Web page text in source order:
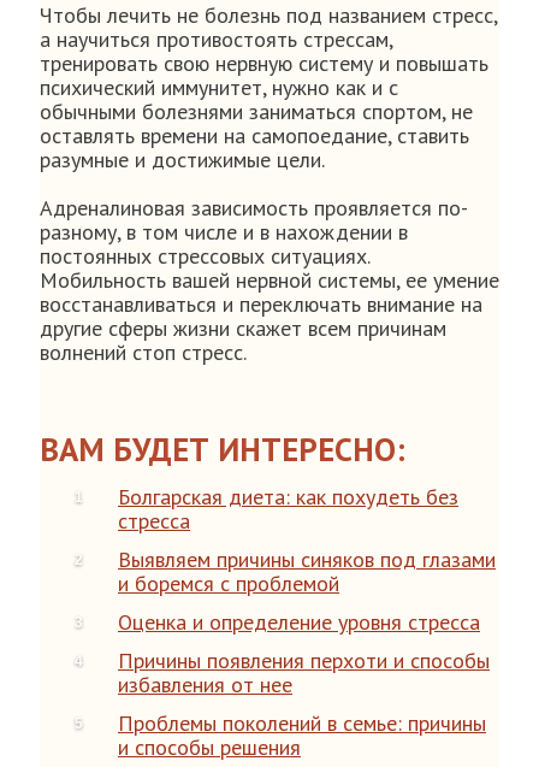
Чтобы лечить не болезнь под названием стресс,
а научиться противостоять стрессам,
тренировать свою нервную систему и повышать
психический иммунитет, нужно как и с
обычными болезнями заниматься спортом, не
оставлять времени на самопоедание, ставить
разумные и достижимые цели.
Адреналиновая зависимость проявляется по-
разному, в том числе и в нахождении в
постоянных стрессовых ситуациях.
Мобильность вашей нервной системы, ее умение
восстанавливаться и переключать внимание на
другие сферы жизни скажет всем причинам
волнений стоп стресс.
ВАМ БУДЕТ ИНТЕРЕСНО:
Болгарская диета: как похудеть без
стресса
Выявляем причины синяков под глазами
и боремся с проблемой
Оценка и определение уровня стресса
Причины появления перхоти и способы
избавления от нее
Проблемы поколений в семье: причины
и способы решения